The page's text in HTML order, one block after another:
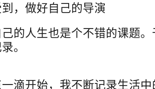
，做好自己的导演
的人生也是个不错的课题
。
滴开始，我不断记录生活